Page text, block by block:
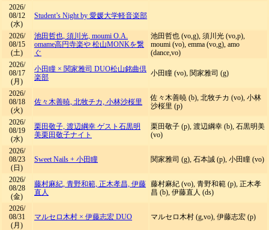
2026/
08/12
(水)
Student’s Night by 愛媛大学軽音楽部
2026/
08/15
(土)
池田哲也, 須川光, moumi O.A.
omame高円寺楽や 松山MONKを繋
ぐ
池田哲也 (vo,g), 須川光 (vo,p),
moumi (vo), emma (vo,g), amo
(dance,vo)
2026/
08/17
(月)
小田瞳 × 関家雅司 DUO松山銘曲倶
楽部
小田瞳 (vo), 関家雅司 (g)
2026/
08/18
(火)
佐々木善暁, 北牧チカ, 小林沙桜里
佐々木善暁 (b), 北牧チカ (vo), 小林
沙桜里 (p)
2026/
08/19
(水)
栗田敬子, 渡辺綱幸 ゲスト石黒明
美栗田敬子ナイト
栗田敬子 (p), 渡辺綱幸 (b), 石黒明美
(vo)
2026/
08/23
(日)
Sweet Nails + 小田瞳 関家雅司 (g), 石本誠 (p), 小田瞳 (vo)
2026/
08/28
(金)
藤村麻紀, 青野和範, 正木孝昌, 伊藤
直人
藤村麻紀 (vo), 青野和範 (p), 正木孝
昌 (b), 伊藤直人 (ds)
2026/
08/31
(月)
マルセロ木村 × 伊藤志宏 DUO マルセロ木村 (g,vo), 伊藤志宏 (p)